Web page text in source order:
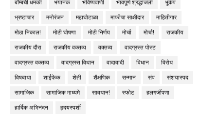
बॉम्बची धमकी
भयानक भविष्यवाणी भावपूर्ण श्रद्धांजली
भूकंप
भ्रष्टाचार
मनोरंजन महाघोटाळा माफीचा साक्षीदार
माहितीगार
मोठा निकाल!
मोठी घोषणा मोठी निर्णय मोर्चा मोर्चा!
राजकीय
राजकीय दौरा
राजकीय वक्तव्य वक्तव्य
वादग्रस्त पोस्ट
वादग्रस्त वक्तव्य
वादग्रस्त विधान वादावादी विधान
विरोध
विषबाधा
शाईफेक शेती शैक्षणिक सन्मान संप
संशयास्पद
सामाजिक
सामाजिक माध्यमे सावधान! स्फोट
हलगर्जीपणा
हार्दिक अभिनंदन
हृदयस्पर्शी